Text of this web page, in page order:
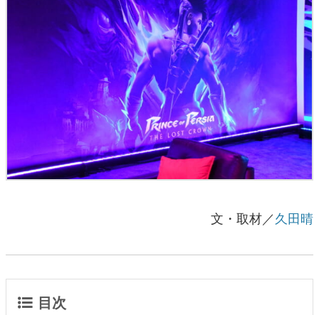
文・取材／久田晴
目次